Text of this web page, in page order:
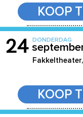
KOOP
24 DONDERDAG
KOOP